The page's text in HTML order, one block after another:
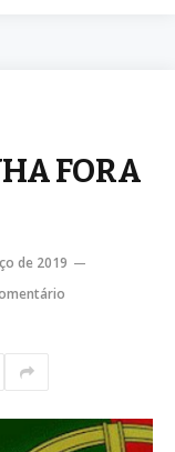
FORA
de 2019